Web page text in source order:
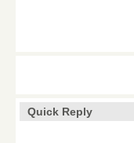
Quick Reply